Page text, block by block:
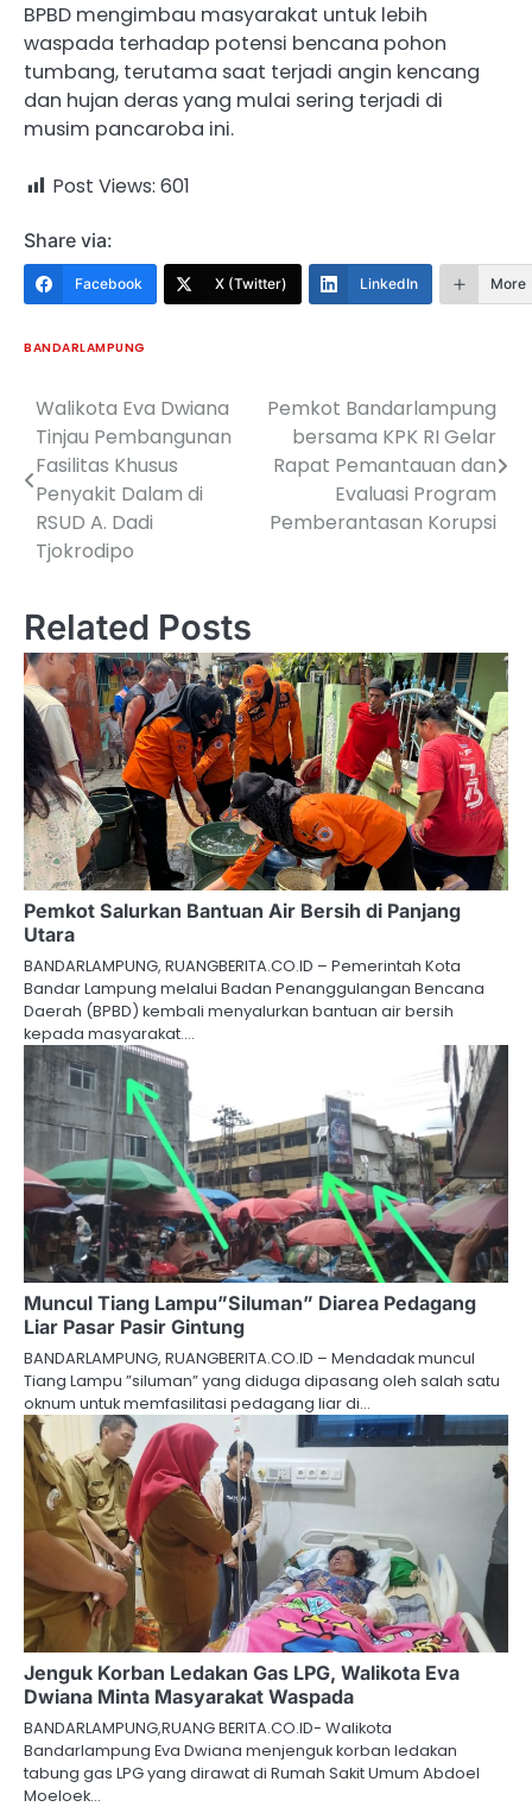
BPBD mengimbau masyarakat untuk lebih
waspada terhadap potensi bencana pohon
tumbang, terutama saat terjadi angin kencang
dan hujan deras yang mulai sering terjadi di
musim pancaroba ini.
Post Views: 601
Share via:
Facebook X (Twitter) LinkedIn More
BANDARLAMPUNG
Navigasi
pos
Walikota Eva Dwiana
Tinjau Pembangunan
Fasilitas Khusus
Penyakit Dalam di
RSUD A. Dadi
Tjokrodipo
Pemkot Bandarlampung
bersama KPK RI Gelar
Rapat Pemantauan dan
Evaluasi Program
Pemberantasan Korupsi
Related Posts
Pemkot Salurkan Bantuan Air Bersih di Panjang
Utara
BANDARLAMPUNG, RUANGBERITA.CO.ID – Pemerintah Kota
Bandar Lampung melalui Badan Penanggulangan Bencana
Daerah (BPBD) kembali menyalurkan bantuan air bersih
kepada masyarakat.…
Muncul Tiang Lampu”Siluman” Diarea Pedagang
Liar Pasar Pasir Gintung
BANDARLAMPUNG, RUANGBERITA.CO.ID – Mendadak muncul
Tiang Lampu ”siluman” yang diduga dipasang oleh salah satu
oknum untuk memfasilitasi pedagang liar di…
Jenguk Korban Ledakan Gas LPG, Walikota Eva
Dwiana Minta Masyarakat Waspada
BANDARLAMPUNG,RUANG BERITA.CO.ID- Walikota
Bandarlampung Eva Dwiana menjenguk korban ledakan
tabung gas LPG yang dirawat di Rumah Sakit Umum Abdoel
Moeloek…